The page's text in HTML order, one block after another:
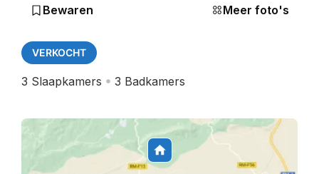
Bewaren Meer foto's
VERKOCHT
3 Slaapkamers 3 Badkamers